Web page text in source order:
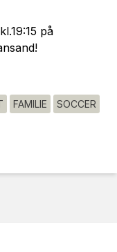
på
FAMILIE SOCCER